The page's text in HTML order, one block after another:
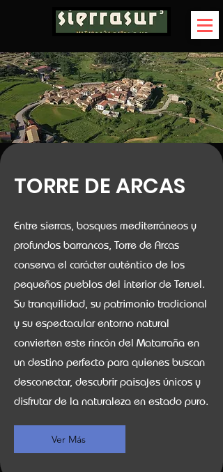
TORRE DE ARCAS
Entre sierras, bosques mediterráneos y
profundos barrancos, Torre de Arcas
conserva el carácter auténtico de los
pequeños pueblos del interior de Teruel.
Su tranquilidad, su patrimonio tradicional
y su espectacular entorno natural
convierten este rincón del Matarraña en
un destino perfecto para quienes buscan
desconectar, descubrir paisajes únicos y
disfrutar de la naturaleza en estado puro.
Ver Más